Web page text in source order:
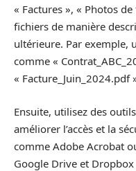
« Factures », « Photos
fichiers de manière
ultérieure. Par exemple,
comme «
« Facture_Juin_2024.pdf
Ensuite, utilisez des
améliorer l’accès et la
comme Adobe Acrobat
Google Drive et